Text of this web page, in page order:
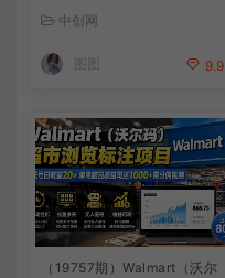
具教学，从账号定位到剪映剪
辑，零基础也能快速上手做爆
款
中创网
9.9
（19757期）Walmart（沃尔